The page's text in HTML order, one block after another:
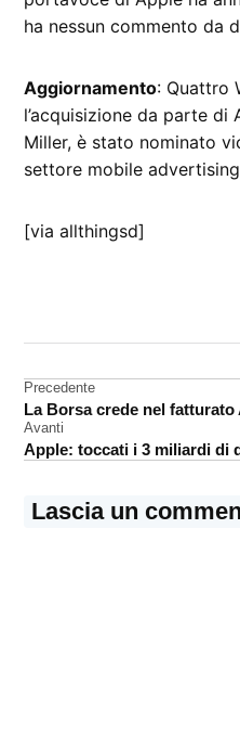
ha nessun commento da
Aggiornamento: Quattro
l’acquisizione da parte di
Miller, è stato nominato
settore mobile
[via allthingsd]
Navigazione
articoli
Precedente
La Borsa crede nel
Avanti
Apple: toccati i 3 miliardi di
Lascia un